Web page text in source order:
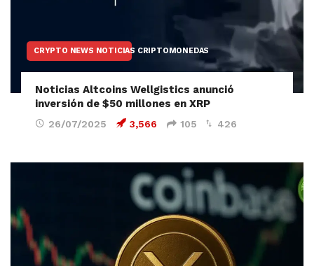
CRYPTO NEWS NOTICIAS CRIPTOMONEDAS
Noticias Altcoins Wellgistics anunció
inversión de $50 millones en XRP
26/07/2025 3,566 105 426